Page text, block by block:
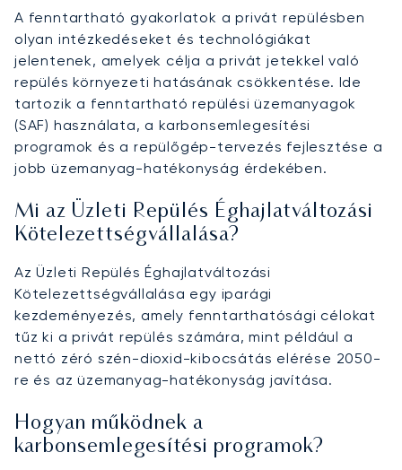
A fenntartható gyakorlatok a privát repülésben
olyan intézkedéseket és technológiákat
jelentenek, amelyek célja a privát jetekkel való
repülés környezeti hatásának csökkentése. Ide
tartozik a fenntartható repülési üzemanyagok
(SAF) használata, a karbonsemlegesítési
programok és a repülőgép-tervezés fejlesztése a
jobb üzemanyag-hatékonyság érdekében.
Mi az Üzleti Repülés Éghajlatváltozási
Kötelezettségvállalása?
Az Üzleti Repülés Éghajlatváltozási
Kötelezettségvállalása egy iparági
kezdeményezés, amely fenntarthatósági célokat
tűz ki a privát repülés számára, mint például a
nettó zéró szén-dioxid-kibocsátás elérése 2050-
re és az üzemanyag-hatékonyság javítása.
Hogyan működnek a
karbonsemlegesítési programok?